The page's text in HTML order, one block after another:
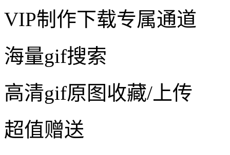
VIP制作下载专属通道
海量gif搜索
高清gif原图收藏/上传
超值赠送